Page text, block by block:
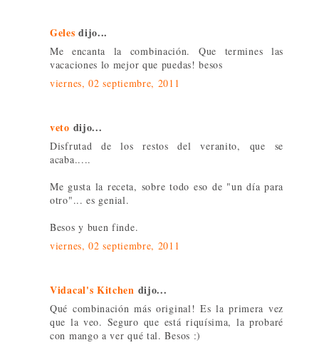
Geles dijo...
Me encanta la combinación. Que termines las
vacaciones lo mejor que puedas! besos
viernes, 02 septiembre, 2011
veto dijo...
Disfrutad de los restos del veranito, que se
acaba.....
Me gusta la receta, sobre todo eso de "un día para
otro"... es genial.
Besos y buen finde.
viernes, 02 septiembre, 2011
Vidacal's Kitchen dijo...
Qué combinación más original! Es la primera vez
que la veo. Seguro que está riquísima, la probaré
con mango a ver qué tal. Besos :)